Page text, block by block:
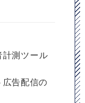
測ツール
告配信の